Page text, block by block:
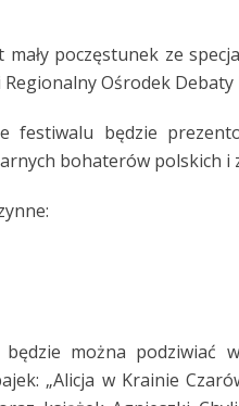
poczęstunek ze
Ośrodek Debaty
festiwalu będzie
bohaterów polskich i
można podziwiać
„Alicja w Krainie